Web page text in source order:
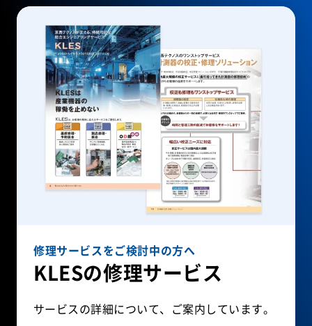
修理サービスをご検討中の方へ
KLESの修理サービス
サービスの詳細について、ご案内しています。